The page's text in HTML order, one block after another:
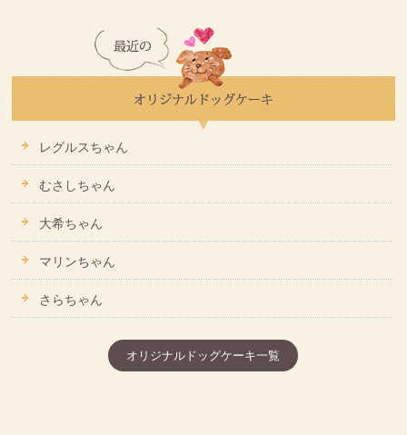
レグルスちゃん
むさしちゃん
大希ちゃん
マリンちゃん
さらちゃん
オリジナルドッグケーキ一覧